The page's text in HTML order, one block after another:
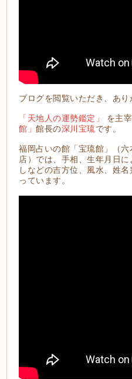
ブログを閲覧いただき、あり
「天地人の運勢鑑定」 を主
館」館長の深川宝琉です。
福岡占いの館「宝琉館」（
店）では、手相、生年月日
しなどの吉方位、風水、姓
っています。